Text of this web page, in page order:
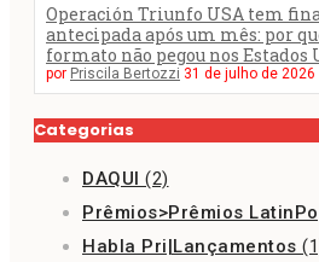
Operación Triunfo USA tem
antecipada após um mês: por
formato não pegou nos Estados
por Priscila Bertozzi 31 de julho de 2026
Categorias
DAQUI (2)
Prêmios>Prêmios
Habla Pri|Lançamentos